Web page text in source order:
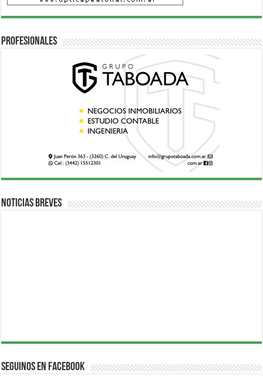
Profesionales
Noticias breves
Seguinos en Facebook